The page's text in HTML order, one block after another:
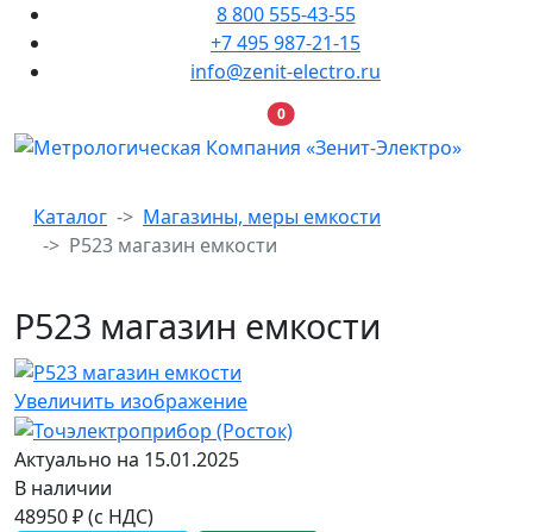
8 800 555-43-55
+7 495 987-21-15
info@zenit-electro.ru
0В корзину
Каталог
Магазины, меры емкости
Р523 магазин емкости
Р523 магазин емкости
Увеличить изображение
Актуально на 15.01.2025
В наличии
48950 ₽ (с НДС)